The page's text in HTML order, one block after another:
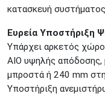
κατασκευή
Ευρεία Υποστήριξη
Υπάρχει αρκετός
AIO υψηλής απόδοσης,
μπροστά ή 240 mm
Υποστήριξη